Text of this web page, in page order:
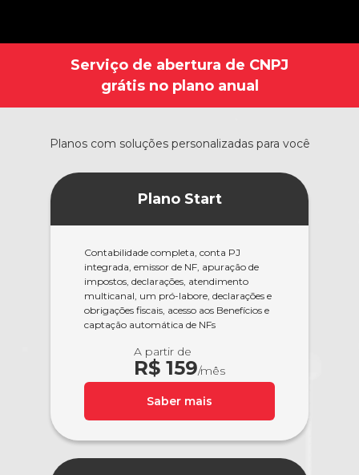
Serviço de abertura de CNPJ
grátis no plano anual
Planos com soluções personalizadas para você
Plano Start
Contabilidade completa, conta PJ
integrada, emissor de NF, apuração de
impostos, declarações, atendimento
multicanal, um pró-labore, declarações e
obrigações fiscais, acesso aos Benefícios e
captação automática de NFs
A partir de
R$ 159/mês
Saber mais